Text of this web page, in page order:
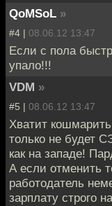
QoMSoL »
#4 | 08.06.12 13:47
Если с пола
упало!!!
VDM »
#5 | 08.06.12 13:47
Хватит
только не будет
как на западе!
А если отменить
работодатель
зарплату строго